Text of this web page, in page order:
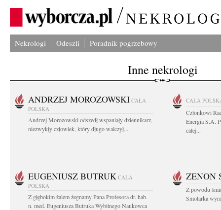
Nekrologi Odeszli Poradnik pogrzebowy
Inne nekrologi
ANDRZEJ MOROZOWSKI CAŁA
POLSKA
Andrzej Morozowski odszedł wspaniały dziennikarz,
niezwykły człowiek, który długo walczył...
CAŁA
Członkowi
Energia S.A.
całej...
EUGENIUSZ BUTRUK CAŁA
POLSKA
Z głębokim żalem żegnamy Pana Profesora dr. hab.
n. med. Eugeniusza Butruka Wybitnego Naukowca
ZENON
Z powodu
Smolarka